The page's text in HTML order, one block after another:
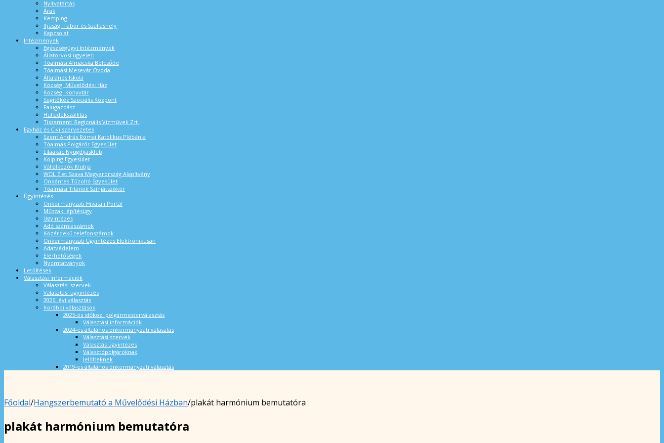
Nyitvatartás
Árak
Kemping
Ifjúsági Tábor és Szálláshely
Kapcsolat
Intézmények
Egészségügyi Intézmények
Állatorvosi ügyeleti
Tóalmási Almácska Bölcsőde
Tóalmási Mesevár Óvoda
Általános Iskola
Községi Művelődési Ház
Községi Könyvtár
Segítőkéz Szociális Központ
Falugazdász
Hulladékszállítás
Tiszamenti Regionális Vízművek Zrt.
Egyház és Civilszervezetek
Szent András Római Katolikus Plébánia
Tóalmás Polgárőr Egyesület
Lilaakác Nyugdíjasklub
Kolping Egyesület
Vállalkozók Klubja
WOL Élet Szava Magyarország Alapítvány
Önkéntes Tűzoltó Egyesület
Tóalmási Titánok Színjátszókör
Ügyintézés
Önkormányzati Hivatali Portál
Műszak, építésügy
Ügyintézés
Adó számlaszámok
Közérdekű telefonszámok
Önkormányzati Ügyintézés Elektronikusan
Adatvédelem
Elérhetőségek
Nyomtatványok
Letöltések
Választási információk
Választási szervek
Választási ügyintézés
2026. évi választás
Korábbi választások
2025-ös időközi polgármesterválasztás
Választási információk
2024-es általános önkormányzati választás
Választási szervek
Választás ügyintézés
Választópolgároknak
Jelölteknek
2019-es általános önkormányzati választás
Főoldal/Hangszerbemutató a Művelődési Házban/plakát harmónium bemutatóra
plakát harmónium bemutatóra